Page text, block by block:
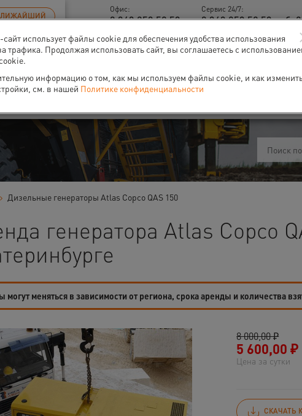
Офис:
8 343 253 52 53
Сервис 24/7:
8 343 253 52 53 доб. 2
О нас События
Дизельные генераторы Atlas Copco QAS 150
генератора Atlas Copco
могут меняться в зависимости от региона, срока аренды и количества
8 000,00 ₽
5 600,00 ₽
Цена за сутки
СКАЧАТЬ
сайт использует файлы cookie для обеспечения удобства использования
трафика. Продолжая использовать сайт, вы соглашаетесь с
информацию о том, как мы используем файлы cookie, и как
см. в нашей Политике конфиденциальности